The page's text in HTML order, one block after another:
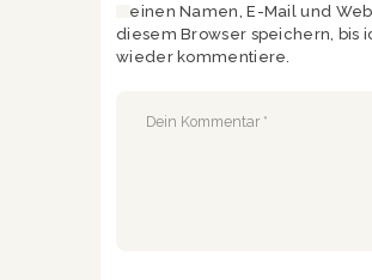
Meinen Namen, E-Mail und
diesem Browser speichern, bis
wieder kommentiere.